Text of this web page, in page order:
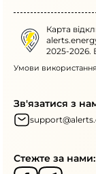
Карта
2025-2026.
Умови використання
Зв'язатися з
Стежте за нами: